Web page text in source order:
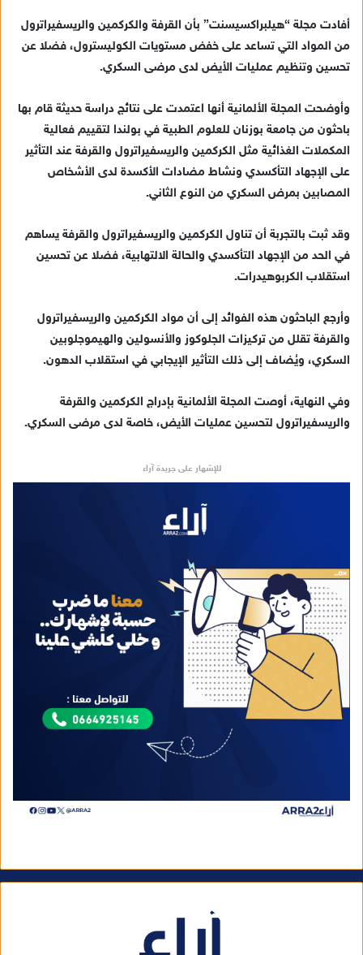
د
ا
إ
ل
ك
ر
أفادت مجلة “هيلبراكسيسنت” بأن القرفة والكركمين والريسفيراترول
من المواد التي تساعد على خفض مستويات الكوليسترول، فضلا عن
تحسين وتنظيم عمليات الأيض لدى مرضى السكري.
وأوضحت المجلة الألمانية أنها اعتمدت على نتائج دراسة حديثة قام بها
باحثون من جامعة بوزنان للعلوم الطبية في بولندا لتقييم فعالية
المكملات الغذائية مثل الكركمين والريسفيراترول والقرفة عند التأثير
على الإجهاد التأكسدي ونشاط مضادات الأكسدة لدى الأشخاص
المصابين بمرض السكري من النوع الثاني.
وقد ثبت بالتجربة أن تناول الكركمين والريسفيراترول والقرفة يساهم
في الحد من الإجهاد التأكسدي والحالة الالتهابية، فضلا عن تحسين
استقلاب الكربوهيدرات.
وأرجع الباحثون هذه الفوائد إلى أن مواد الكركمين والريسفيراترول
والقرفة تقلل من تركيزات الجلوكوز والأنسولين والهيموجلوبين
السكري، ويُضاف إلى ذلك التأثير الإيجابي في استقلاب الدهون.
وفي النهاية، أوصت المجلة الألمانية بإدراج الكركمين والقرفة
والريسفيراترول لتحسين عمليات الأيض، خاصة لدى مرضى السكري.
للإشهار على جريدة آراء